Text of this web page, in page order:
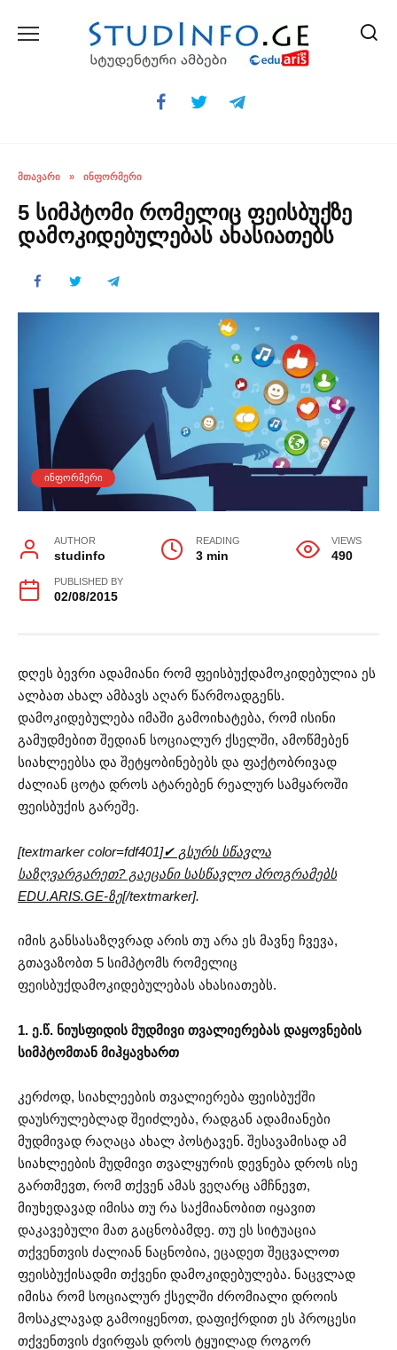
ᲛᲗᲐᲕᲐᲠᲘ » ᲘᲜᲤᲝᲠᲛᲔᲠᲘ
5 სიმპტომი რომელიც ფეისბუქზე
დამოკიდებულებას ახასიათებს
ᲘᲜᲤᲝᲠᲛᲔᲠᲘ
AUTHOR
studinfo
READING
3 min
VIEWS
490
PUBLISHED BY
02/08/2015
დღეს ბევრი ადამიანი რომ ფეისბუქდამოკიდებულია ეს
ალბათ ახალ ამბავს აღარ წარმოადგენს.
დამოკიდებულება იმაში გამოიხატება, რომ ისინი
გამუდმებით შედიან სოციალურ ქსელში, ამოწმებენ
სიახლეებსა და შეტყობინებებს და ფაქტობრივად
ძალიან ცოტა დროს ატარებენ რეალურ სამყაროში
ფეისბუქის გარეშე.
[textmarker color=fdf401]✔ გსურს სწავლა
საზღვარგარეთ? გაეცანი სასწავლო პროგრამებს
EDU.ARIS.GE-ზე[/textmarker].
იმის განსასაზღვრად არის თუ არა ეს მავნე ჩვევა,
გთავაზობთ 5 სიმპტომს რომელიც
ფეისბუქდამოკიდებულებას ახასიათებს.
1. ე.წ. ნიუსფიდის მუდმივი თვალიერებას დაყოვნების
სიმპტომთან მიჰყავხართ
კერძოდ, სიახლეების თვალიერება ფეისბუქში
დაუსრულებლად შეიძლება, რადგან ადამიანები
მუდმივად რაღაცა ახალ პოსტავენ. შესავამისად ამ
სიახლეების მუდმივი თვალყურის დევნება დროს ისე
გართმევთ, რომ თქვენ ამას ვეღარც ამჩნევთ,
მიუხედავად იმისა თუ რა საქმიანობით იყავით
დაკავებული მათ გაცნობამდე. თუ ეს სიტუაცია
თქვენთვის ძალიან ნაცნობია, ეცადეთ შეცვალოთ
ფეისბუქისადმი თქვენი დამოკიდებულება. ნაცვლად
იმისა რომ სოციალურ ქსელში ძრომიალი დროის
მოსაკლავად გამოიყენოთ, დაფიქრდით ეს პროცესი
თქვენთვის ძვირფას დროს ტყუილად როგორ